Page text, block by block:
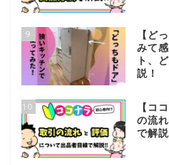
9
【ど
みて
ト、
説！
10
【コ
の流
で解